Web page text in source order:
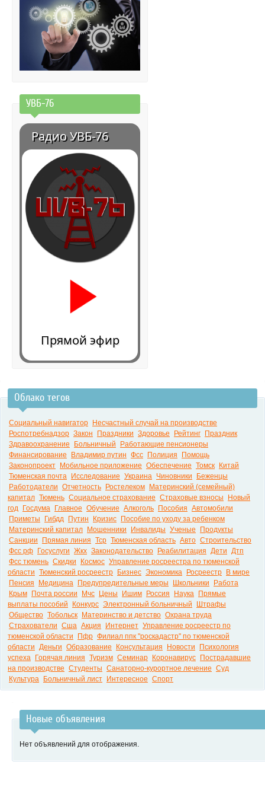
УВБ-76
Радио УВБ-76
Прямой эфир
Облако тегов
Социальный навигатор
Несчастный случай на производстве
Роспотребнадзор Закон Праздники Здоровье Рейтинг
Праздник
Здравоохранение
Больничный
Работающие пенсионеры
Финансирование
Владимир путин Фсс Полиция
Помощь
Законопроект
Мобильное приложение Обеспечение Томск
Китай
Тюменская почта
Исследование Украина Чиновники
Беженцы
Работодатели Отчетность Ростелеком
Материнский (семейный)
капитал Тюмень Социальное страхование Страховые взносы
Новый
год
Госдума Главное Обучение Алкоголь Пособия Автомобили
Приметы
Гибдд Путин Кризис
Пособие по уходу за ребенком
Материнский капитал
Мошенники Инвалиды Ученые
Продукты
Санкции
Прямая линия Тср Тюменская область Авто Строительство
Фсс рф
Госуслуги Жкх Законодательство Реабилитация Дети Дтп
Фсс тюмень Скидки Космос Управление росреестра по тюменской
области Тюменский росреестр Бизнес Экономика Росреестр
В мире
Пенсия
Медицина Предупредительные меры Школьники
Работа
Крым
Почта россии Мчс Цены Ишим Россия Наука
Прямые
выплаты пособий
Конкурс Электронный больничный
Штрафы
Общество Тобольск Материнство и детство Охрана труда
Страхователи Сша Акция Интернет Управление росреестр по
тюменской области
Пфр Филиал ппк "роскадастр" по тюменской
области Деньги Образование Консультация Новости
Психология
успеха
Горячая линия Туризм Семинар Коронавирус
Пострадавшие
на производстве Студенты Санаторно-курортное лечение Суд
Культура
Больничный лист Интересное Спорт
Новые объявления
Нет объявлений для отображения.